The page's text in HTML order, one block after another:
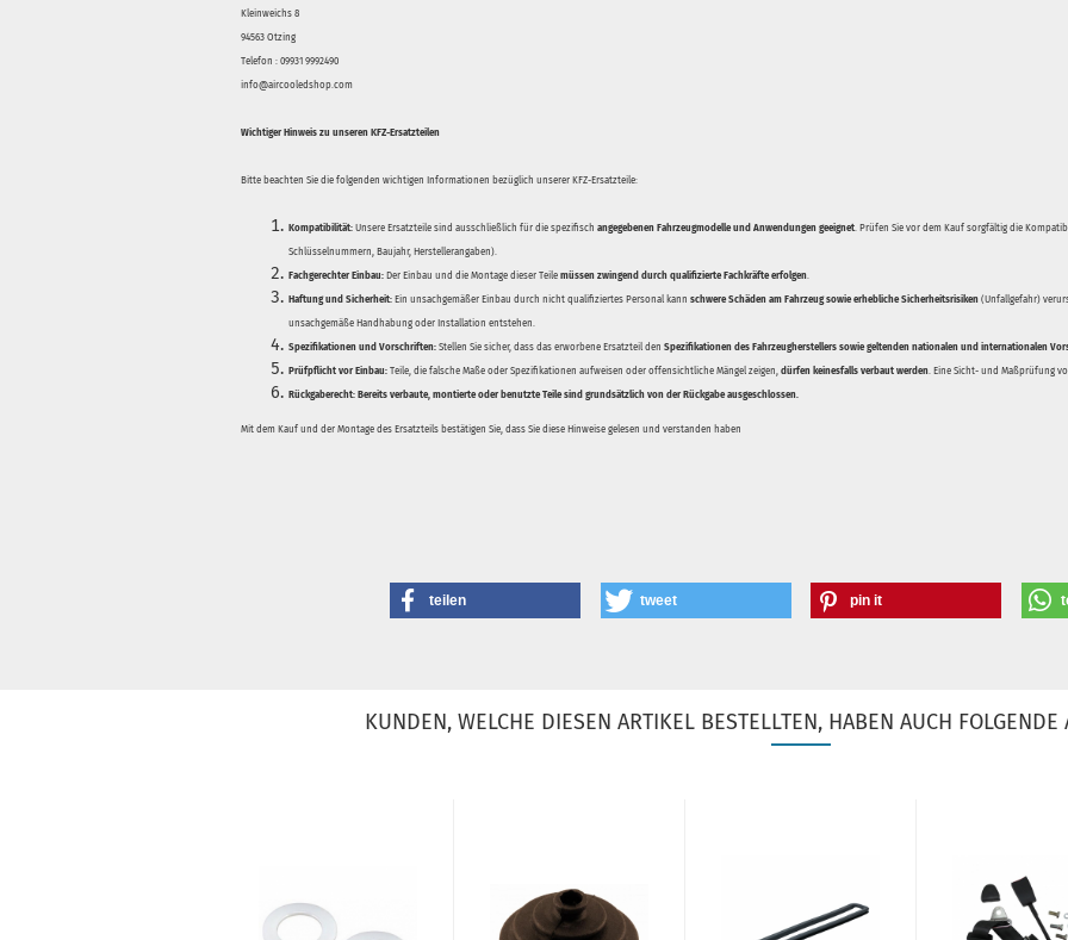
Kleinweichs 8
94563 Otzing
Telefon : 09931 9992490
info@aircooledshop.com
Wichtiger Hinweis zu unseren KFZ-Ersatzteilen
Bitte beachten Sie die folgenden wichtigen Informationen bezüglich unserer KFZ-Ersatzteile:
Kompatibilität: Unsere Ersatzteile sind ausschließlich für die spezifisch angegebenen Fahrzeugmodelle und Anwendungen geeignet. Prüfen Sie vor dem Kauf sorgfältig die
Schlüsselnummern, Baujahr, Herstellerangaben).
Fachgerechter Einbau: Der Einbau und die Montage dieser Teile müssen zwingend durch qualifizierte Fachkräfte erfolgen.
Haftung und Sicherheit: Ein unsachgemäßer Einbau durch nicht qualifiziertes Personal kann schwere Schäden am Fahrzeug sowie erhebliche Sicherheitsrisiken (Unfallgefahr)
unsachgemäße Handhabung oder Installation entstehen.
Spezifikationen und Vorschriften: Stellen Sie sicher, dass das erworbene Ersatzteil den Spezifikationen des Fahrzeugherstellers sowie geltenden nationalen und internationalen
Prüfpflicht vor Einbau: Teile, die falsche Maße oder Spezifikationen aufweisen oder offensichtliche Mängel zeigen, dürfen keinesfalls verbaut werden. Eine Sicht- und Maßprüfung
Rückgaberecht: Bereits verbaute, montierte oder benutzte Teile sind grundsätzlich von der Rückgabe ausgeschlossen.
Mit dem Kauf und der Montage des Ersatzteils bestätigen Sie, dass Sie diese Hinweise gelesen und verstanden haben
teilen tweet pin it
KUNDEN, WELCHE DIESEN ARTIKEL BESTELLTEN, HABEN AUCH FOLGENDE